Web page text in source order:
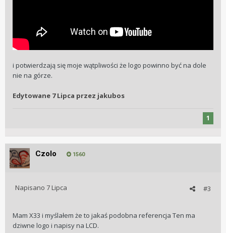
i potwierdzają się moje wątpliwości że logo powinno być na dole
nie na górze.
Edytowane 7 Lipca przez jakubos
1
Czolo 1560
#3
Napisano 7 Lipca
Mam X33 i myślałem że to jakaś podobna referencja Ten ma
dziwne logo i napisy na LCD.